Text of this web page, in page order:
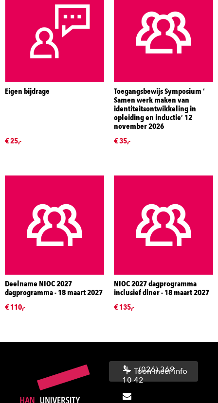
Eigen bijdrage
€ 25,-
Toegangsbewijs Symposium ‘
Samen werk maken van
identiteitsontwikkeling in
opleiding en inductie’ 12
november 2026
€ 35,-
Deelname NIOC 2027
dagprogramma - 18 maart 2027
€ 110,-
NIOC 2027 dagprogramma
inclusief diner - 18 maart 2027
€ 135,-
(026) 369
10 42
Toon meer info